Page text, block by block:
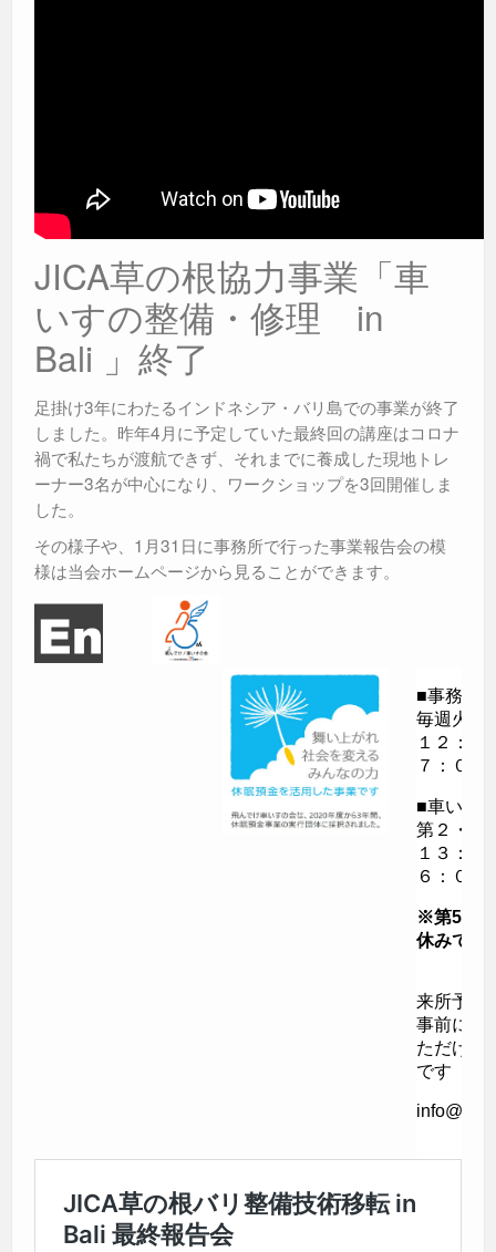
JICA草の根協力事業「車
いすの整備・修理 in
Bali 」終了
足掛け3年にわたるインドネシア・バリ島での事業が終了
しました。昨年4月に予定していた最終回の講座はコロナ
禍で私たちが渡航できず、それまでに養成した現地トレ
ーナー3名が中心になり、ワークショップを3回開催しま
した。
その様子や、1月31日に事務所で行った事業報告会の模
様は当会ホームページから見ることができます。